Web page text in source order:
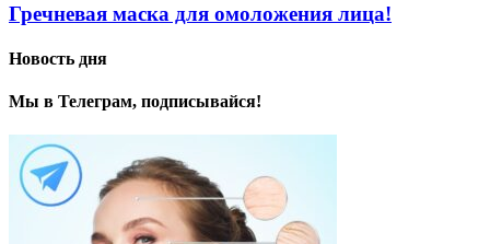
Гречневая маска для омоложения лица!
Новость дня
Мы в Телеграм, подписывайся!